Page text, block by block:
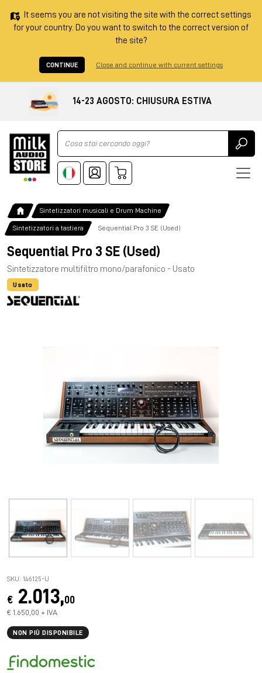
It seems you are not visiting the site with the correct settings
for your country. Do you want to switch to the correct version of
the site?
CONTINUE Close and continue with current settings
14-23 AGOSTO: CHIUSURA ESTIVA
Ricerca
Sintetizzatori musicali e Drum Machine
Sintetizzatori a tastiera Sequential Pro 3 SE (Used)
Sequential Pro 3 SE (Used)
Sintetizzatore multifiltro mono/parafonico - Usato
Usato
SKU: 146125-U
€ 2.013,00
€ 1.650,00 + IVA
NON PIÙ DISPONIBILE